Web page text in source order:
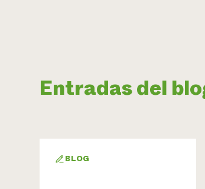
Entradas del
BLOG